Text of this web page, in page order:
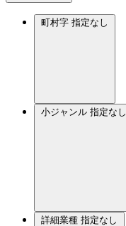
町村字 指定なし
小ジャンル 指定なし
詳細業種 指定なし